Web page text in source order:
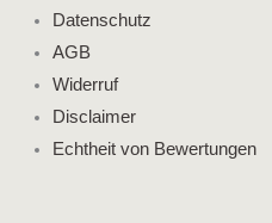
Datenschutz
AGB
Widerruf
Disclaimer
Echtheit von Bewertungen